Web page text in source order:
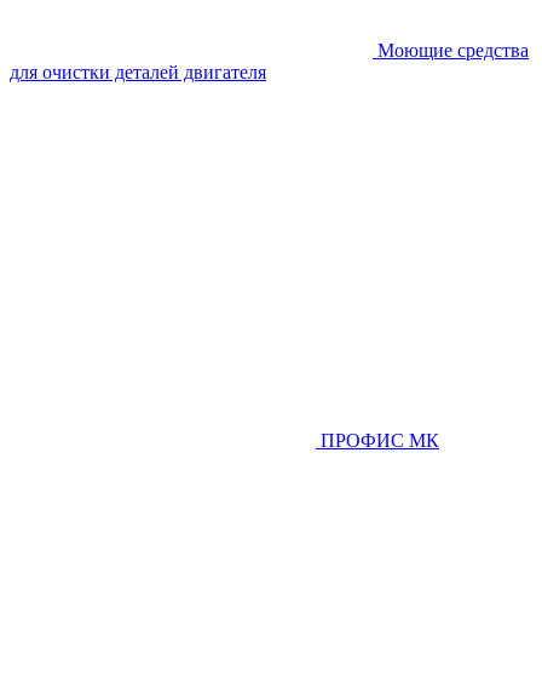
Моющие средства
для очистки деталей двигателя
ПРОФИС МК